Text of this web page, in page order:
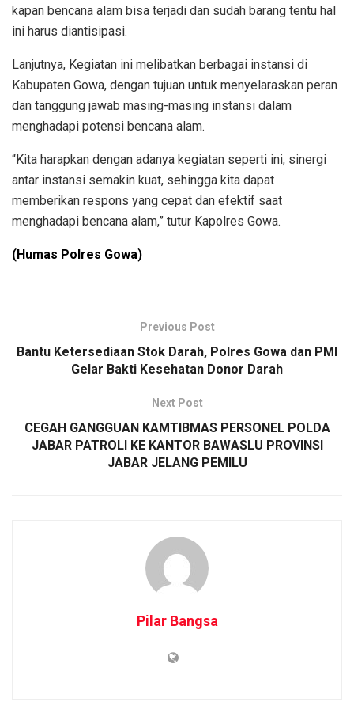
kapan bencana alam bisa terjadi dan sudah barang tentu hal
ini harus diantisipasi.
Lanjutnya, Kegiatan ini melibatkan berbagai instansi di
Kabupaten Gowa, dengan tujuan untuk menyelaraskan peran
dan tanggung jawab masing-masing instansi dalam
menghadapi potensi bencana alam.
“Kita harapkan dengan adanya kegiatan seperti ini, sinergi
antar instansi semakin kuat, sehingga kita dapat
memberikan respons yang cepat dan efektif saat
menghadapi bencana alam,” tutur Kapolres Gowa.
(Humas Polres Gowa)
Previous Post
Bantu Ketersediaan Stok Darah, Polres Gowa dan PMI
Gelar Bakti Kesehatan Donor Darah
Next Post
CEGAH GANGGUAN KAMTIBMAS PERSONEL POLDA
JABAR PATROLI KE KANTOR BAWASLU PROVINSI
JABAR JELANG PEMILU
Pilar Bangsa